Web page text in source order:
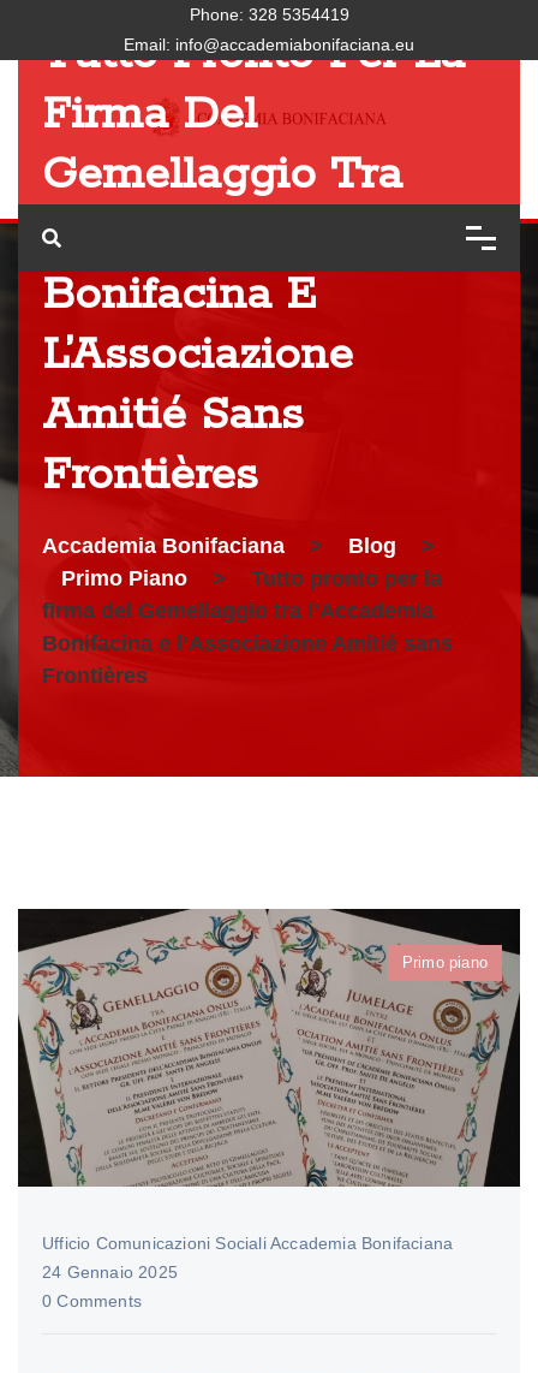
Phone: 328 5354419
Email: info@accademiabonifaciana.eu
Tutto Pronto Per La
Firma Del
Gemellaggio Tra
L’Accademia
Bonifacina E
L’Associazione
Amitié Sans
Frontières
Accademia Bonifaciana > Blog
>
Primo Piano
>
Tutto pronto per la
firma del Gemellaggio tra l’Accademia
Bonifacina e l’Associazione Amitié sans
Frontières
Primo piano
Ufficio Comunicazioni Sociali Accademia Bonifaciana
24 Gennaio 2025
0 Comments